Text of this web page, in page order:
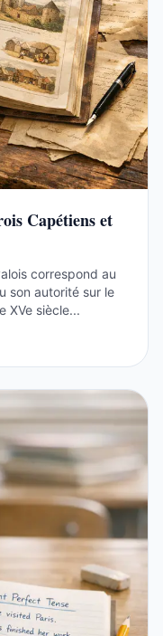
Capétiens et
correspond au
son autorité sur le
XVe siècle...